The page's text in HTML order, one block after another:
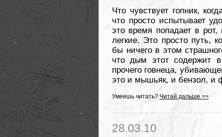
Что чувствует гопник,
что просто испытывает
это время попадает в
легкие. Это просто путь,
бы ничего в этом
что дым этот содержит
прочего говнеца,
это и мышьяк, и бензол, и
Умеешь читать? Читай дальше >>
28.03.10